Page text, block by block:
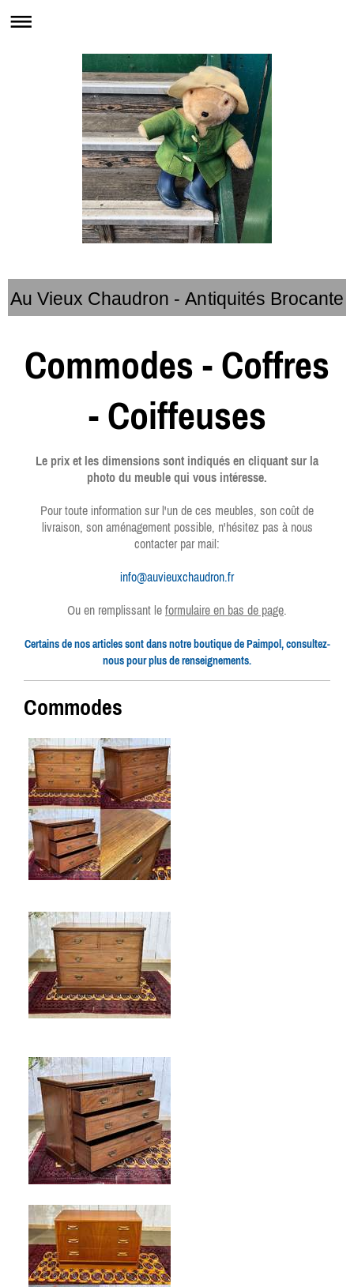
Au Vieux Chaudron - Antiquités Brocante
Commodes - Coffres
- Coiffeuses
Le prix et les dimensions sont indiqués en cliquant sur la
photo du meuble qui vous intéresse.
Pour toute information sur l'un de ces meubles, son coût de
livraison, son aménagement possible, n'hésitez pas à nous
contacter par mail:
info@auvieuxchaudron.fr
Ou en remplissant le formulaire en bas de page.
Certains de nos articles sont dans notre boutique de Paimpol, consultez-
nous pour plus de renseignements.
Commodes